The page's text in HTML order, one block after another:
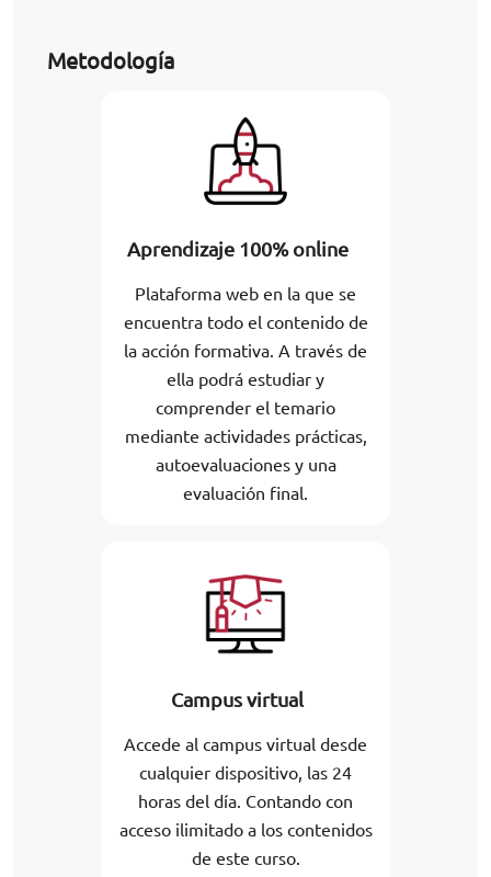
Metodología
Aprendizaje 100% online
Plataforma web en la que se
encuentra todo el contenido de
la acción formativa. A través de
ella podrá estudiar y
comprender el temario
mediante actividades prácticas,
autoevaluaciones y una
evaluación final.
Campus virtual
Accede al campus virtual desde
cualquier dispositivo, las 24
horas del día. Contando con
acceso ilimitado a los contenidos
de este curso.